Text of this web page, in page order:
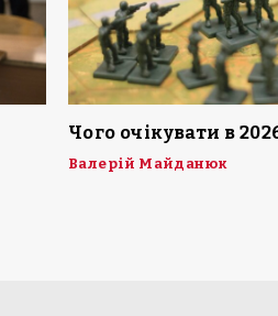
Чого очікувати в
Валерій Майданюк